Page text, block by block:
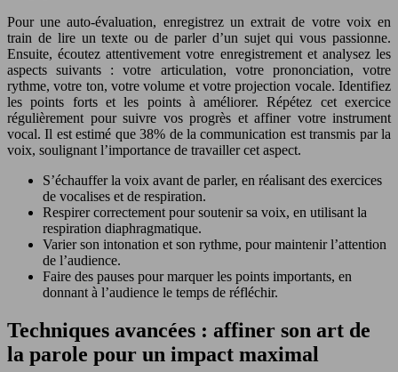
Pour une auto-évaluation, enregistrez un extrait de votre voix en
train de lire un texte ou de parler d’un sujet qui vous passionne.
Ensuite, écoutez attentivement votre enregistrement et analysez les
aspects suivants : votre articulation, votre prononciation, votre
rythme, votre ton, votre volume et votre projection vocale. Identifiez
les points forts et les points à améliorer. Répétez cet exercice
régulièrement pour suivre vos progrès et affiner votre instrument
vocal. Il est estimé que 38% de la communication est transmis par la
voix, soulignant l’importance de travailler cet aspect.
S’échauffer la voix avant de parler, en réalisant des exercices
de vocalises et de respiration.
Respirer correctement pour soutenir sa voix, en utilisant la
respiration diaphragmatique.
Varier son intonation et son rythme, pour maintenir l’attention
de l’audience.
Faire des pauses pour marquer les points importants, en
donnant à l’audience le temps de réfléchir.
Techniques avancées : affiner son art de
la parole pour un impact maximal